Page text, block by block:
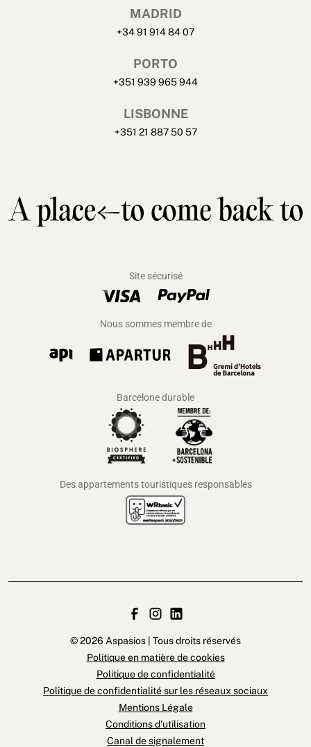
MADRID
+34 91 914 84 07
PORTO
+351 939 965 944
LISBONNE
+351 21 887 50 57
Site sécurisé
Nous sommes membre de
Barcelone durable
Des appartements touristiques responsables
© 2026 Aspasios | Tous droits réservés
Politique en matière de cookies
Politique de confidentialité
Politique de confidentialité sur les réseaux sociaux
Mentions Légale
Conditions d'utilisation
Canal de signalement